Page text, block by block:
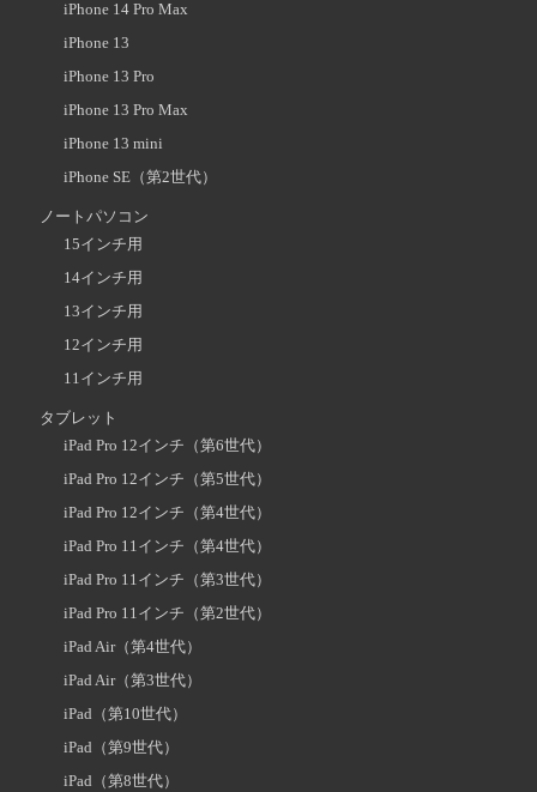
iPhone 14 Pro Max
iPhone 13
iPhone 13 Pro
iPhone 13 Pro Max
iPhone 13 mini
iPhone SE（第2世代）
ノートパソコン
15インチ用
14インチ用
13インチ用
12インチ用
11インチ用
タブレット
iPad Pro 12インチ（第6世代）
iPad Pro 12インチ（第5世代）
iPad Pro 12インチ（第4世代）
iPad Pro 11インチ（第4世代）
iPad Pro 11インチ（第3世代）
iPad Pro 11インチ（第2世代）
iPad Air（第4世代）
iPad Air（第3世代）
iPad（第10世代）
iPad（第9世代）
iPad（第8世代）